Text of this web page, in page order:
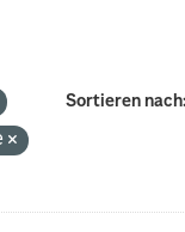
Sortieren nach